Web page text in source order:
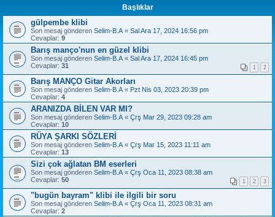
Başlıklar
gülpembe klibi
Son mesaj gönderen Selim-B.A « Sal Ara 17, 2024 16:56 pm
Cevaplar: 9
Barış manço'nun en güzel klibi
Son mesaj gönderen Selim-B.A « Sal Ara 17, 2024 16:45 pm
Cevaplar: 31 1 2
Barış MANÇO Gitar Akorları
Son mesaj gönderen Selim-B.A « Pzt Nis 03, 2023 20:39 pm
Cevaplar: 4
ARANIZDA BİLEN VAR MI?
Son mesaj gönderen Selim-B.A « Çrş Mar 29, 2023 09:28 am
Cevaplar: 10
RÜYA ŞARKI SÖZLERİ
Son mesaj gönderen Selim-B.A « Çrş Mar 15, 2023 11:11 am
Cevaplar: 13
Sizi çok ağlatan BM eserleri
Son mesaj gönderen Selim-B.A « Çrş Oca 11, 2023 08:38 am
Cevaplar: 50 1 2 3
"bugün bayram" klibi ile ilgili bir soru
Son mesaj gönderen Selim-B.A « Çrş Oca 11, 2023 08:31 am
Cevaplar: 2